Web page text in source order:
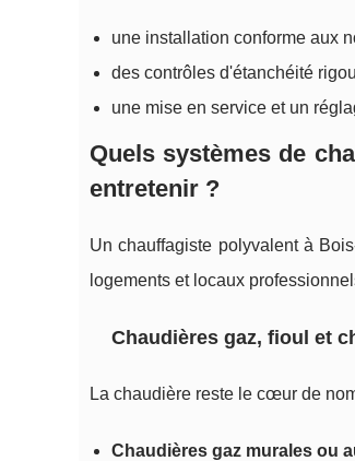
une installation conforme aux
des contrôles d'étanchéité
une mise en service et un
Quels systèmes de
entretenir ?
Un chauffagiste polyvalent à
logements et locaux
Chaudières gaz, fioul et
La chaudière reste le cœur de
Chaudières gaz murales ou